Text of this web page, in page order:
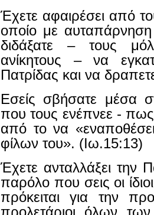
Έχετε αφαιρέσει από
οποίο με αυταπάρνηση
διδάξατε – τους
ανίκητους – να
Πατρίδας και να
Εσείς σβήσατε μέσα
που τους ενέπνεε -
από το να
φίλων του». (Ιω.15:13)
Έχετε ανταλλάξει την
παρόλο που σεις οι
πρόκειται για την
προλετάριοι όλων